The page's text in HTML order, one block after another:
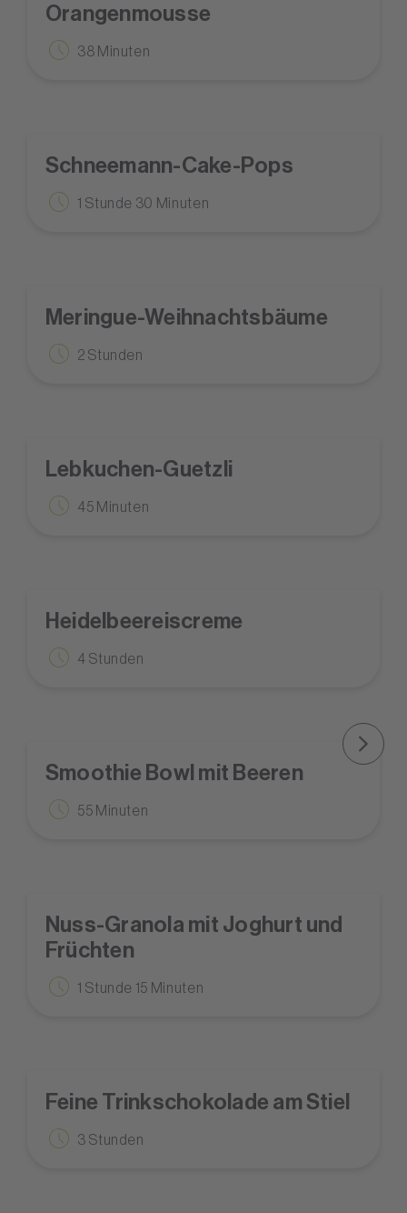
Orangenmousse
38 Minuten
Schneemann-Cake-Pops
1 Stunde 30 Minuten
Meringue-Weihnachtsbäume
2 Stunden
Lebkuchen-Guetzli
45 Minuten
Heidelbeereiscreme
4 Stunden
Smoothie Bowl mit Beeren
55 Minuten
Nuss-Granola mit Joghurt und
Früchten
1 Stunde 15 Minuten
Feine Trinkschokolade am Stiel
3 Stunden